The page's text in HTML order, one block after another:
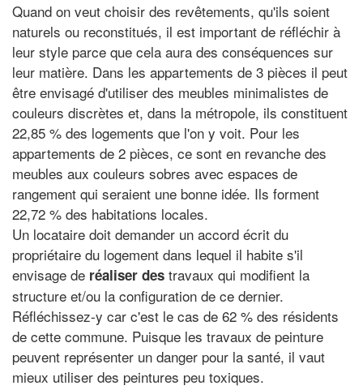
Quand on veut choisir des revêtements, qu'ils soient
naturels ou reconstitués, il est important de réfléchir à
leur style parce que cela aura des conséquences sur
leur matière. Dans les appartements de 3 pièces il peut
être envisagé d'utiliser des meubles minimalistes de
couleurs discrètes et, dans la métropole, ils constituent
22,85 % des logements que l'on y voit. Pour les
appartements de 2 pièces, ce sont en revanche des
meubles aux couleurs sobres avec espaces de
rangement qui seraient une bonne idée. Ils forment
22,72 % des habitations locales.
Un locataire doit demander un accord écrit du
propriétaire du logement dans lequel il habite s'il
envisage de réaliser des travaux qui modifient la
structure et/ou la configuration de ce dernier.
Réfléchissez-y car c'est le cas de 62 % des résidents
de cette commune. Puisque les travaux de peinture
peuvent représenter un danger pour la santé, il vaut
mieux utiliser des peintures peu toxiques.